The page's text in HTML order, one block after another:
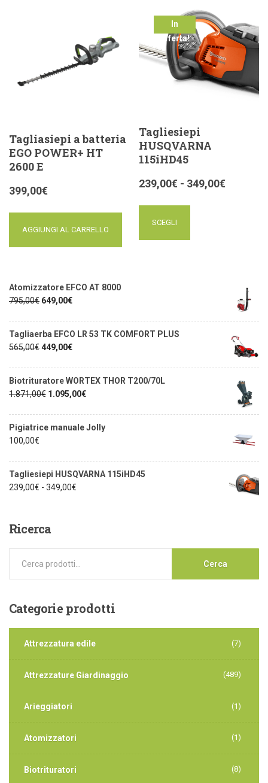
Tagliasiepi a batteria
EGO POWER+ HT
2600 E
399,00€
AGGIUNGI AL CARRELLO
In
offerta!
Tagliesiepi
HUSQVARNA
115iHD45
239,00€ - 349,00€
SCEGLI
Atomizzatore EFCO AT 8000
795,00€ 649,00€
Tagliaerba EFCO LR 53 TK COMFORT PLUS
565,00€449,00€
Biotrituratore WORTEX THOR T200/70L
1.871,00€ 1.095,00€
Pigiatrice manuale Jolly
100,00€
Tagliesiepi HUSQVARNA 115iHD45
239,00€ - 349,00€
Ricerca
Cerca
Categorieprodotti
Attrezzatura edile (7)
Attrezzature Giardinaggio (489)
Arieggiatori (1)
Atomizzatori (1)
Biotrituratori (8)